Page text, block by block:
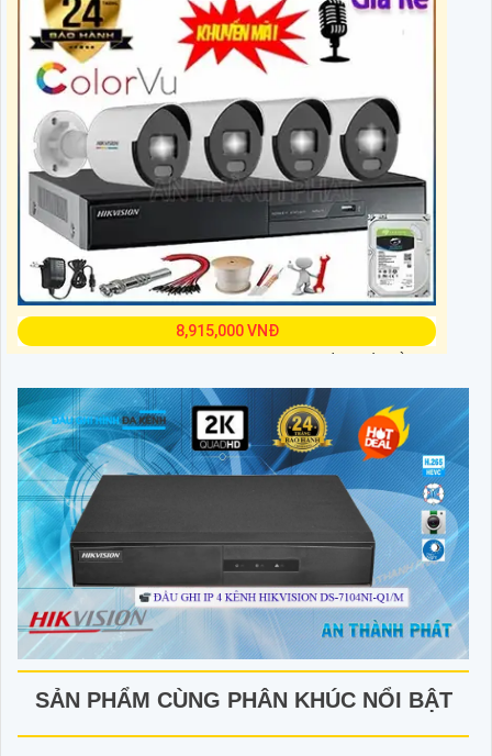
8,915,000 VNĐ
ngăn chặn những hành vi trộm cắp, phá hoại tài sản hoặc các sự
cố xảy ra ngoài ý muốn.
SẢN PHẨM CÙNG PHÂN KHÚC NỔI BẬT